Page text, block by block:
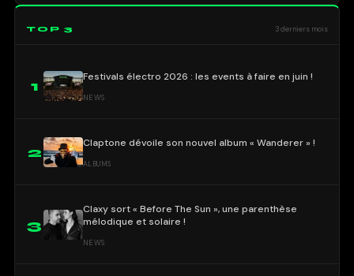
TOP 3 3 derniers mois
1
Festivals électro 2026 : les events à faire en juin !
NEWS
2
Claptone dévoile son nouvel album « Wanderer » !
ALBUMS
3
Claxy sort « Before The Sun », une parenthèse
mélodique et solaire !
NEWS